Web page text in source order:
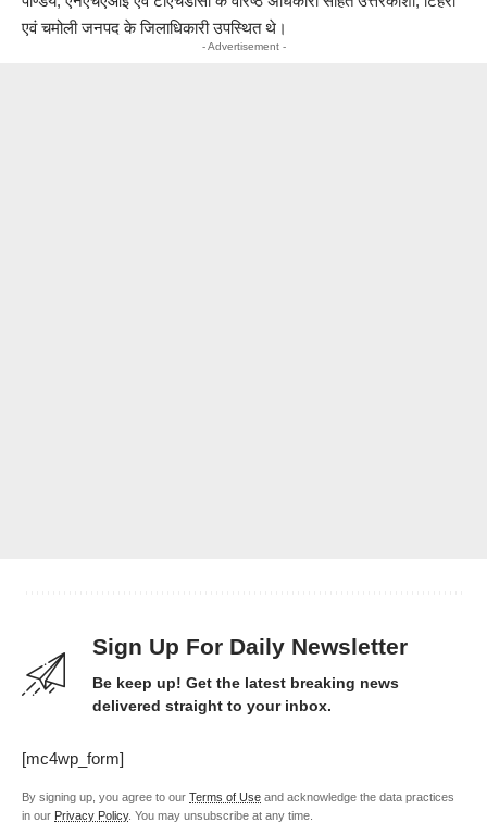
एवं चमोली जनपद के जिलाधिकारी उपस्थित थे।
- Advertisement -
Sign Up For Daily Newsletter
Be keep up! Get the latest breaking news
delivered straight to your inbox.
[mc4wp_form]
By signing up, you agree to our Terms of Use and acknowledge the data practices
in our Privacy Policy. You may unsubscribe at any time.